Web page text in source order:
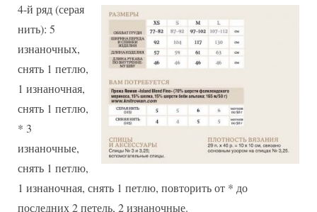
4-й ряд (серая
нить): 5
изнаночных,
снять 1 петлю,
1 изнаночная,
снять 1 петлю,
* 3
изнаночные,
снять 1 петлю,
1 изнаночная, снять 1 петлю, повторить от * до
последних 2 петель, 2 изнаночные.